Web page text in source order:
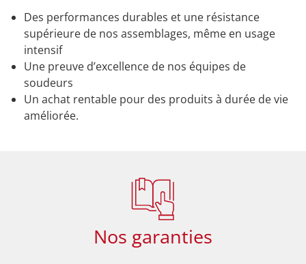
Des performances durables et une résistance
supérieure de nos assemblages, même en usage
intensif
Une preuve d’excellence de nos équipes de
soudeurs
Un achat rentable pour des produits à durée de vie
améliorée.
Nos garanties